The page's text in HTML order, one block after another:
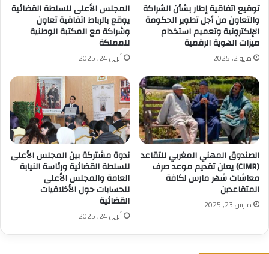
توقيع اتفاقية إطار بشأن الشراكة
والتعاون من أجل تطوير الحكومة
الإلكترونية وتعميم استخدام
ميزات الهوية الرقمية
مايو 2, 2025
المجلس الأعلى للسلطة القضائية
يوقع بالرباط اتفاقية تعاون
وشراكة مع المكتبة الوطنية
للمملكة
أبريل 24, 2025
الصندوق المهني المغربي للتقاعد
(CIMR) يعلن تقديم موعد صرف
معاشات شهر مارس لكافة
المتقاعدين
مارس 23, 2025
ندوة مشتركة بين المجلس الأعلى
للسلطة القضائية ورئاسة النيابة
العامة والمجلس ‏الأعلى
للحسابات حول الأخلاقيات
القضائية‎
أبريل 24, 2025